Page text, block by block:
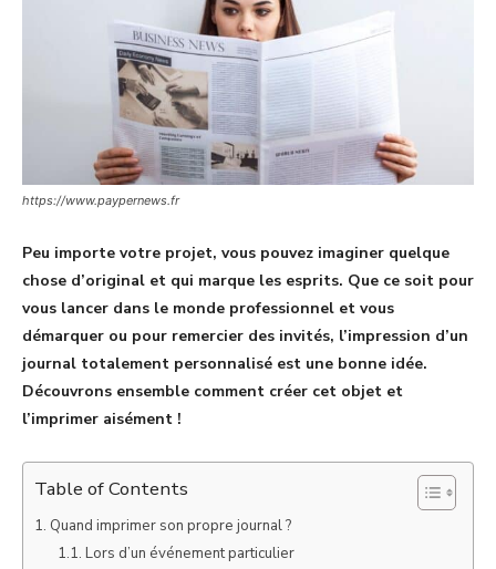
https://www.paypernews.fr
Peu importe votre projet, vous pouvez imaginer quelque
chose d’original et qui marque les esprits. Que ce soit pour
vous lancer dans le monde professionnel et vous
démarquer ou pour remercier des invités, l’impression d’un
journal totalement personnalisé est une bonne idée.
Découvrons ensemble comment créer cet objet et
l’imprimer aisément !
Table of Contents
Quand imprimer son propre journal ?
Lors d’un événement particulier